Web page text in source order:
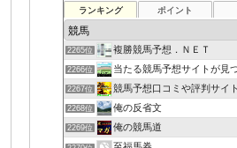
ランキング ポイント
2265位 複勝競馬予想．ＮＥＴ
2266位 当たる競馬予想サイトが見
2267位 競馬予想口コミや評判サイ
2268位 俺の反省文
2269位 俺の競馬道